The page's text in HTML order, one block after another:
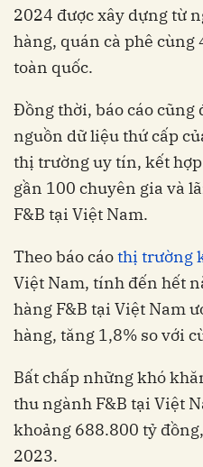
2024 được xây dựng từ
hàng, quán cà phê
toàn quốc.
Đồng thời, báo cáo
nguồn dữ liệu thứ cấp
thị trường uy tín, kết
gần 100 chuyên gia và
F&B tại Việt Nam.
Theo báo cáothị trường
Việt Nam, tính đến hết
hàng F&B tại Việt Nam
hàng, tăng 1,8% so với
Bất chấp những khó
thu ngành F&B tại Việt
khoảng 688.800 tỷ
2023.